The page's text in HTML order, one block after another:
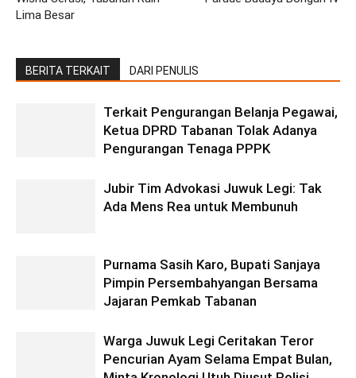
Lima Besar
BERITA TERKAIT DARI PENULIS
Terkait Pengurangan Belanja Pegawai,
Ketua DPRD Tabanan Tolak Adanya
Pengurangan Tenaga PPPK
Jubir Tim Advokasi Juwuk Legi: Tak
Ada Mens Rea untuk Membunuh
Purnama Sasih Karo, Bupati Sanjaya
Pimpin Persembahyangan Bersama
Jajaran Pemkab Tabanan
Warga Juwuk Legi Ceritakan Teror
Pencurian Ayam Selama Empat Bulan,